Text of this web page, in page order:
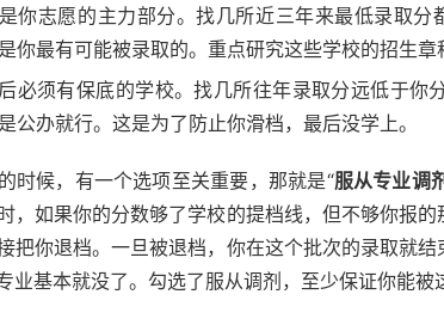
你志愿的主力部分。找几所近三年来最低录取
你最有可能被录取的。重点研究这些学校的招生章
必须有保底的学校。找几所往年录取分远低于你
公办就行。这是为了防止你滑档，最后没学上。
时候，有一个选项至关重要，那就是“服从专业调
，如果你的分数够了学校的提档线，但不够你报
把你退档。一旦被退档，你在这个批次的录取就
业基本就没了。勾选了服从调剂，至少保证你能被